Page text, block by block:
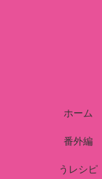
ホーム
番外編
うレシピ